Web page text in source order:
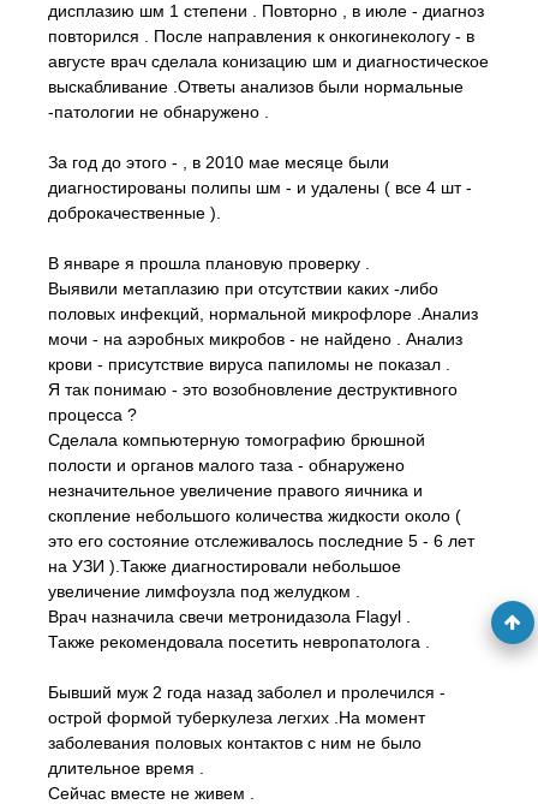
дисплазию шм 1 степени . Повторно , в июле - диагноз
повторился . После направления к онкогинекологу - в
августе врач сделала конизацию шм и диагностическое
выскабливание .Ответы анализов были нормальные
-патологии не обнаружено .
За год до этого - , в 2010 мае месяце были
диагностированы полипы шм - и удалены ( все 4 шт -
доброкачественные ).
В январе я прошла плановую проверку .
Выявили метаплазию при отсутствии каких -либо
половых инфекций, нормальной микрофлоре .Анализ
мочи - на аэробных микробов - не найдено . Анализ
крови - присутствие вируса папиломы не показал .
Я так понимаю - это возобновление деструктивного
процесса ?
Сделала компьютерную томографию брюшной
полости и органов малого таза - обнаружено
незначительное увеличение правого яичника и
скопление небольшого количества жидкости около (
это его состояние отслеживалось последние 5 - 6 лет
на УЗИ ).Также диагностировали небольшое
увеличение лимфоузла под желудком .
Врач назначила свечи метронидазола Flagyl .
Также рекомендовала посетить невропатолога .
Бывший муж 2 года назад заболел и пролечился -
острой формой туберкулеза легхих .На момент
заболевания половых контактов с ним не было
длительное время .
Сейчас вместе не живем .